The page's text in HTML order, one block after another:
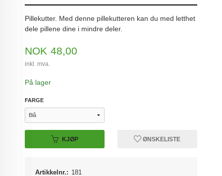
Pillekutter. Med denne pillekutteren kan du med letthet
dele pillene dine i mindre deler.
Pris
NOK 48,00
inkl. mva.
På lager
FARGE
KJØP ØNSKELISTE
Artikkelnr.: 181